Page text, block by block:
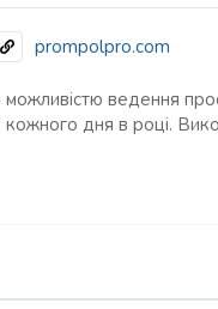
prompolpro.com
ведення
дня в році.